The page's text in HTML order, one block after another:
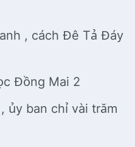
, cách Đê Tả Đáy
Đồng Mai 2
ủy ban chỉ vài trăm